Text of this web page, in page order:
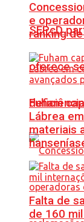
SEPcD
oferece
e
ranking
Fuham
Lábrea
materiais
Falta de
de 160